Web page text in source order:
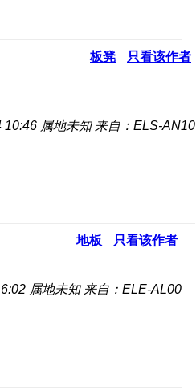
板凳 只看该作者
10:46 属地未知 来自：ELS-AN10
地板 只看该作者
属地未知 来自：ELE-AL00